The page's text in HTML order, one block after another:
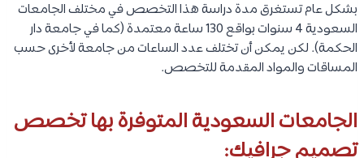
بشكل عام تستغرق مدة دراسة هذا التخصص في مختلف الجامعات
السعودية 4 سنوات بواقع 130 ساعة معتمدة (كما في جامعة دار
الحكمة). لكن يمكن أن تختلف عدد الساعات من جامعة لأخرى حسب
المساقات والمواد المقدمة للتخصص.
الجامعات السعودية المتوفرة بها تخصص
تصميم جرافيك: